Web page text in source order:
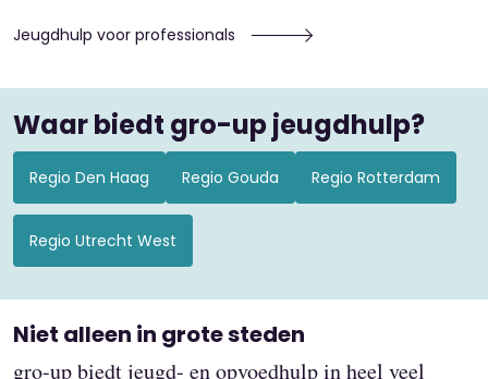
Jeugdhulp voor professionals
Waar biedt gro-up jeugdhulp?
Regio Den Haag Regio Gouda Regio Rotterdam
Regio Utrecht West
Niet alleen in grote steden
gro-up biedt jeugd- en opvoedhulp in heel veel